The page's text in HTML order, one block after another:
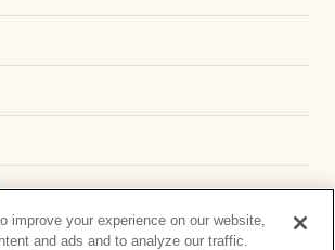
ビス
improve your experience on our website,
and ads and to analyze our traffic.